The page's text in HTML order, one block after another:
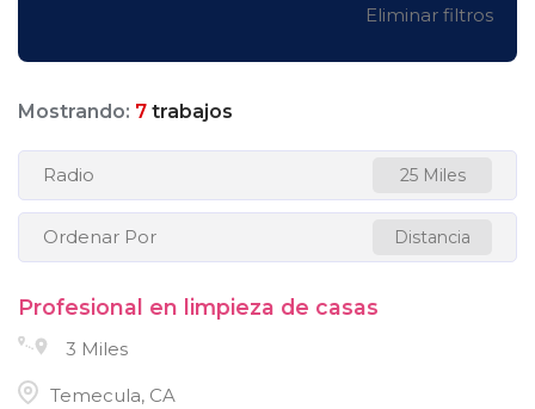
Eliminar filtros
Mostrando: 7 trabajos
Radio 25 Miles
Ordenar Por Distancia
Profesional en limpieza de casas
3 Miles
Temecula, CA